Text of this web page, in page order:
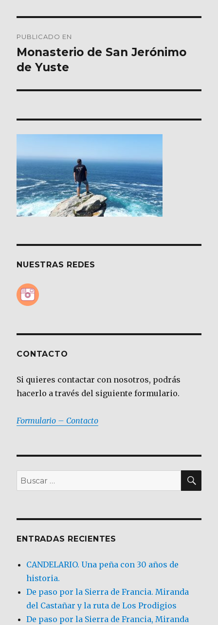
de
entradas
PUBLICADO EN
Monasterio de San Jerónimo
de Yuste
NUESTRAS REDES
CONTACTO
Si quieres contactar con nosotros, podrás
hacerlo a través del siguiente formulario.
Formulario – Contacto
Buscar
por:
ENTRADAS RECIENTES
CANDELARIO. Una peña con 30 años de
historia.
De paso por la Sierra de Francia. Miranda
del Castañar y la ruta de Los Prodigios
De paso por la Sierra de Francia, Miranda